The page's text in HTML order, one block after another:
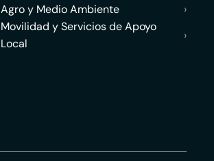
Agro y Medio Ambiente
›
Movilidad y Servicios de Apoyo
Local
›